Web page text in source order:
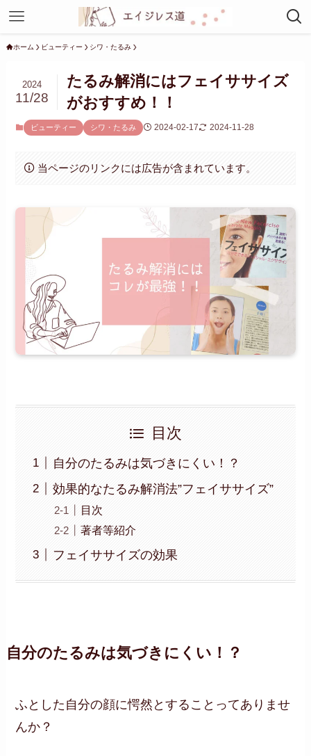
ホーム ビューティー シワ・たるみ
たるみ解消にはフェイササイズ
がおすすめ！！
2024
11/28
ビューティー シワ・たるみ 2024-02-17 2024-11-28
当ページのリンクには広告が含まれています。
目次
自分のたるみは気づきにくい！？
効果的なたるみ解消法”フェイササイズ”
目次
著者等紹介
フェイササイズの効果
自分のたるみは気づきにくい！？
ふとした自分の顔に愕然とすることってありませ
んか？